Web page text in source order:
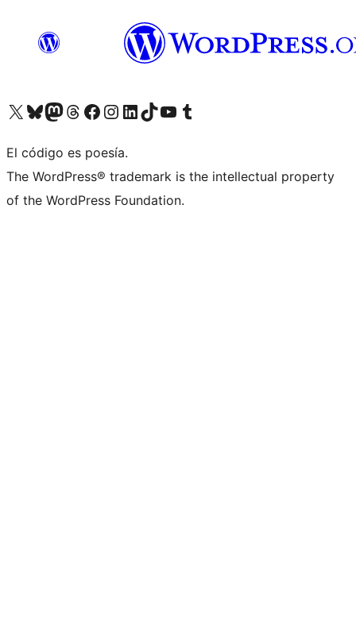
Visita nuestra cuenta de X (anteriormente Twitter)
Visita nuestra cuenta de Bluesky
Visita nuestra cuenta de Mastodon
Visita nuestra cuenta de Threads
Visita nuestra página de Facebook
Visita nuestra cuenta de Instagram
Visita nuestra cuenta de LinkedIn
Visita nuestra cuenta de TikTok
Visita nuestro canal de YouTube
Visita nuestra cuenta de Tumblr
El código es poesía.
The WordPress® trademark is the intellectual property
of the WordPress Foundation.